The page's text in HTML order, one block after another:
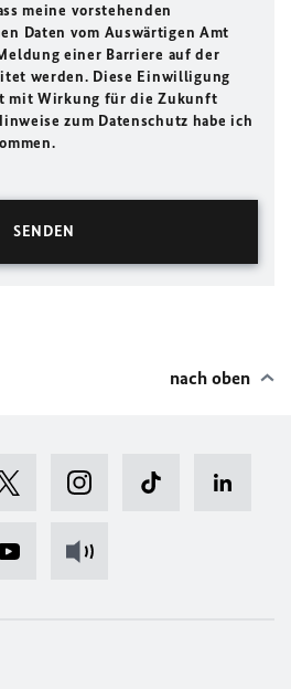
meine vorstehenden
Daten vom Auswärtigen Amt
einer Barriere auf der
werden. Diese Einwilligung
mit Wirkung für die Zukunft
zum Datenschutz habe ich
nach oben